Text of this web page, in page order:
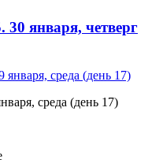
января, четверг
среда (день 17)